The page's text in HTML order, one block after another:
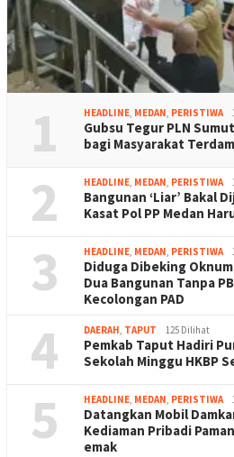
1 HEADLINE, MEDAN, PERISTIWA
Gubsu Tegur PLN
bagi Masyarakat
2 HEADLINE, MEDAN, PERISTIWA
Bangunan ‘Liar’ Bakal
Kasat Pol PP Medan
3 HEADLINE, MEDAN, PERISTIWA
Diduga Dibeking
Dua Bangunan Tanpa
Kecolongan PAD
4 DAERAH, TAPUT 125 Dilihat
Pemkab Taput Hadiri
Sekolah Minggu HKBP
5 HEADLINE, MEDAN, PERISTIWA
Datangkan Mobil
Kediaman Pribadi
emak